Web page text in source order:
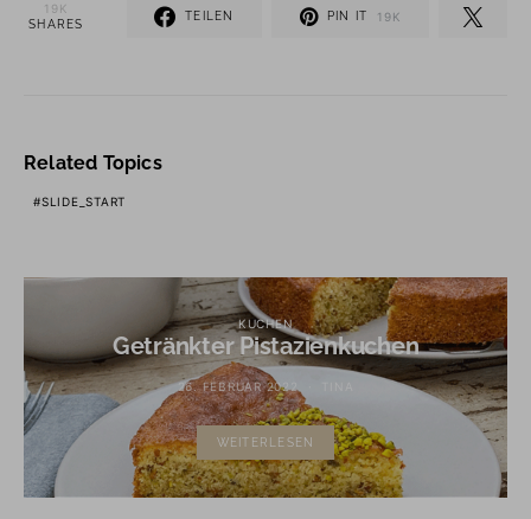
19K
SHARES
TEILEN PIN IT 19K
Related Topics
SLIDE_START
KUCHEN
Getränkter Pistazienkuchen
26. FEBRUAR 2022
WEITERLESEN